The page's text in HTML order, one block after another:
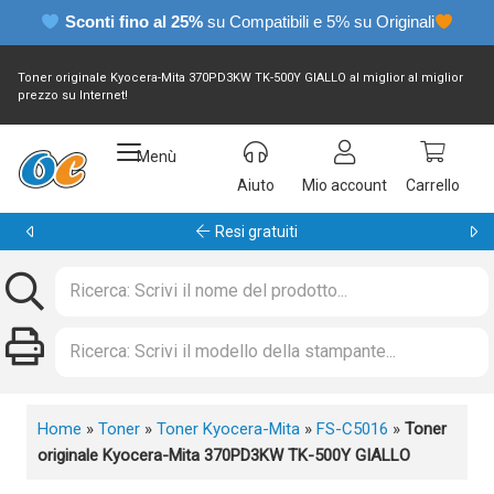
Sconti fino al 25% su Compatibili e 5% su Originali
Toner originale Kyocera-Mita 370PD3KW TK-500Y GIALLO al miglior al miglior
prezzo su Internet!
Menù
Aiuto
Mio account Carrello
Resi gratuiti
Home » Toner » Toner Kyocera-Mita » FS-C5016 » Toner
originale Kyocera-Mita 370PD3KW TK-500Y GIALLO